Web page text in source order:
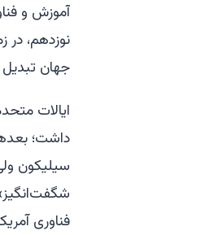
آموزش و
نوزدهم،
جهان
ایالات
داشت؛
سیلیکون
فناوری